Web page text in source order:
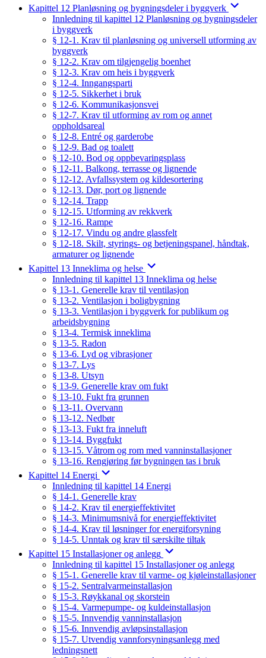
Kapittel 12 Planløsning og bygningsdeler i byggverk
Innledning til kapittel 12 Planløsning og bygningsdeler
i byggverk
§ 12-1. Krav til planløsning og universell utforming av
byggverk
§ 12-2. Krav om tilgjengelig boenhet
§ 12-3. Krav om heis i byggverk
§ 12-4. Inngangsparti
§ 12-5. Sikkerhet i bruk
§ 12-6. Kommunikasjonsvei
§ 12-7. Krav til utforming av rom og annet
oppholdsareal
§ 12-8. Entré og garderobe
§ 12-9. Bad og toalett
§ 12-10. Bod og oppbevaringsplass
§ 12-11. Balkong, terrasse og lignende
§ 12-12. Avfallssystem og kildesortering
§ 12-13. Dør, port og lignende
§ 12-14. Trapp
§ 12-15. Utforming av rekkverk
§ 12-16. Rampe
§ 12-17. Vindu og andre glassfelt
§ 12-18. Skilt, styrings- og betjeningspanel, håndtak,
armaturer og lignende
Kapittel 13 Inneklima og helse
Innledning til kapittel 13 Inneklima og helse
§ 13-1. Generelle krav til ventilasjon
§ 13-2. Ventilasjon i boligbygning
§ 13-3. Ventilasjon i byggverk for publikum og
arbeidsbygning
§ 13-4. Termisk inneklima
§ 13-5. Radon
§ 13-6. Lyd og vibrasjoner
§ 13-7. Lys
§ 13-8. Utsyn
§ 13-9. Generelle krav om fukt
§ 13-10. Fukt fra grunnen
§ 13-11. Overvann
§ 13-12. Nedbør
§ 13-13. Fukt fra inneluft
§ 13-14. Byggfukt
§ 13-15. Våtrom og rom med vanninstallasjoner
§ 13-16. Rengjøring før bygningen tas i bruk
Kapittel 14 Energi
Innledning til kapittel 14 Energi
§ 14-1. Generelle krav
§ 14-2. Krav til energieffektivitet
§ 14-3. Minimumsnivå for energieffektivitet
§ 14-4. Krav til løsninger for energiforsyning
§ 14-5. Unntak og krav til særskilte tiltak
Kapittel 15 Installasjoner og anlegg
Innledning til kapittel 15 Installasjoner og anlegg
§ 15-1. Generelle krav til varme- og kjøleinstallasjoner
§ 15-2. Sentralvarmeinstallasjon
§ 15-3. Røykkanal og skorstein
§ 15-4. Varmepumpe- og kuldeinstallasjon
§ 15-5. Innvendig vanninstallasjon
§ 15-6. Innvendig avløpsinstallasjon
§ 15-7. Utvendig vannforsyningsanlegg med
ledningsnett